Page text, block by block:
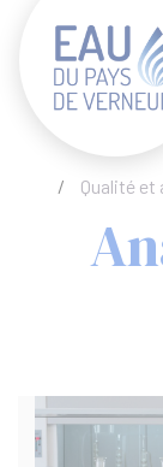
/ Qualité et